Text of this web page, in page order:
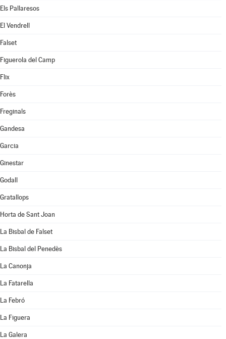
Els Pallaresos
El Vendrell
Falset
Figuerola del Camp
Flix
Forès
Freginals
Gandesa
Garcia
Ginestar
Godall
Gratallops
Horta de Sant Joan
La Bisbal de Falset
La Bisbal del Penedès
La Canonja
La Fatarella
La Febró
La Figuera
La Galera